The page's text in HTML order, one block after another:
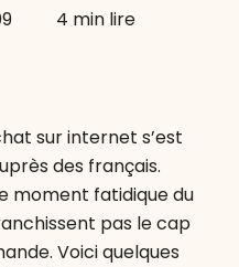
4 min lire
sur internet s’est
des français.
moment fatidique du
pas le cap
Voici quelques